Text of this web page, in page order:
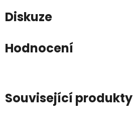
Diskuze
Hodnocení
Související produkty